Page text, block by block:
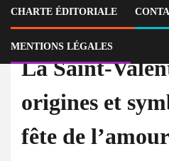
CHARTE ÉDITORIALE
MENTIONS LÉGALES
La Saint-
origines et
fête de l’amour